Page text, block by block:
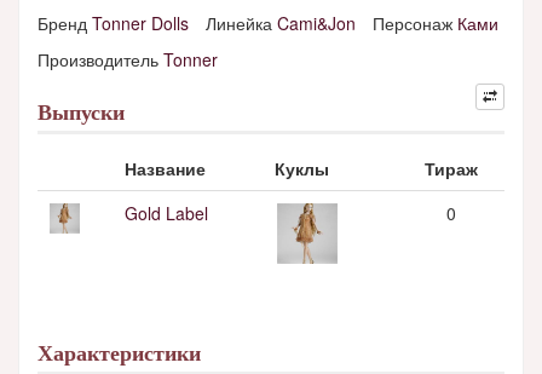
Бренд Tonner Dolls Линейка Cami&Jon Персонаж Ками
Производитель Tonner
Выпуски
Название Куклы
Тираж
Gold Label
0
Характеристики